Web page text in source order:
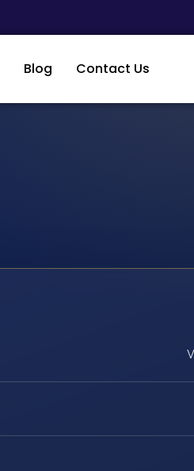
Blog Contact Us